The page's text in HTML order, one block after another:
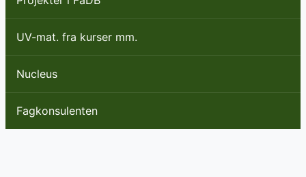
UV-mat. fra kurser mm.
Nucleus
Fagkonsulenten